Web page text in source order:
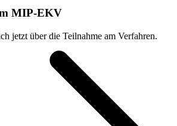
MIP-EKV
jetzt über die Teilnahme am Verfahren.